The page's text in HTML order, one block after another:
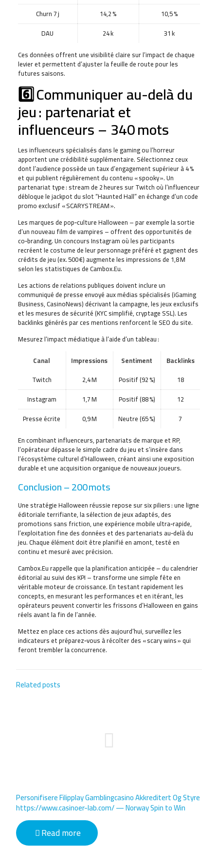
Churn 7 j 14,2 %
10,5 %
DAU
24 k
31 k
Ces données offrent une visibilité claire sur l’impact de chaque
levier et permettent d’ajuster la feuille de route pour les
futures saisons.
6️⃣ Communiquer au-delà du
jeu : partenariat et
influenceurs – 340 mots
Les influenceurs spécialisés dans le gaming ou l’horreur
apportent une crédibilité supplémentaire. Sélectionnez ceux
dont l’audience possède un taux d’engagement supérieur à 4 %
et qui publient régulièrement du contenu « spooky ». Un
partenariat type : stream de 2 heures sur Twitch où l’influenceur
débloque le jackpot du slot “Haunted Hall” en échange d’un code
promo exclusif « SCARYSTREAM ».
Les marques de pop‑culture Halloween – par exemple la sortie
d’un nouveau film de vampires – offrent des opportunités de
co‑branding. Un concours Instagram où les participants
recréent le costume de leur personnage préféré et gagnent des
crédits de jeu (ex. 500 €) augmente les impressions de 1,8 M
selon les statistiques de Cambox.Eu.
Les actions de relations publiques doivent inclure un
communiqué de presse envoyé aux médias spécialisés (iGaming
Business, CasinoNews) décrivant la campagne, les jeux exclusifs
et les mesures de sécurité (KYC simplifié, cryptage SSL). Les
backlinks générés par ces mentions renforcent le SEO du site.
Mesurez l’impact médiatique à l’aide d’un tableau :
Canal
Impressions Sentiment
Backlinks
Twitch
2,4 M Positif (92 %)
18
Instagram
1,7 M Positif (88 %)
12
Presse écrite
0,9 M Neutre (65 %)
7
En combinant influenceurs, partenariats de marque et RP,
l’opérateur dépasse le simple cadre du jeu et s’insère dans
l’écosystème culturel d’Halloween, créant ainsi une exposition
durable et une acquisition organique de nouveaux joueurs.
Conclusion – 200 mots
Une stratégie Halloween réussie repose sur six piliers : une ligne
éditoriale terrifiante, la sélection de jeux adaptés, des
promotions sans friction, une expérience mobile ultra‑rapide,
l’exploitation fine des données et des partenariats au‑delà du
jeu. Chaque élément doit être planifié en amont, testé en
continu et mesuré avec précision.
Cambox.Eu rappelle que la planification anticipée – du calendrier
éditorial au suivi des KPI – transforme une simple fête en
véritable moteur de croissance. En testant rapidement les
concepts, en mesurant les performances et en itérant, les
opérateurs peuvent convertir les frissons d’Halloween en gains
réels avant la fin de l’année.
Mettez en place ces actions dès aujourd’hui, surveillez les
indicateurs et préparez‑vous à récolter des « scary wins » qui
feront trembler la concurrence.
Related posts
Personifisere Filipplay Gamblingcasino Akkreditert Og Styre
https://www.casinoer-lab.com/ — Norway Spin to Win
Read more